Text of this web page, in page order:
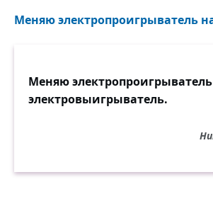
Меняю электропроигрыватель
Меняю
электровыигрыватель.